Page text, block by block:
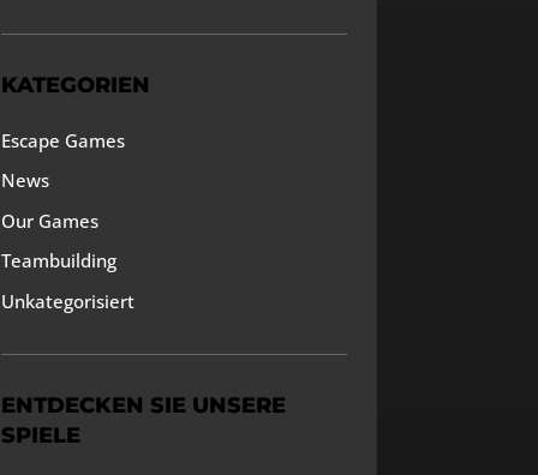
KATEGORIEN
Escape Games
News
Our Games
Teambuilding
Unkategorisiert
ENTDECKEN SIE UNSERE
SPIELE